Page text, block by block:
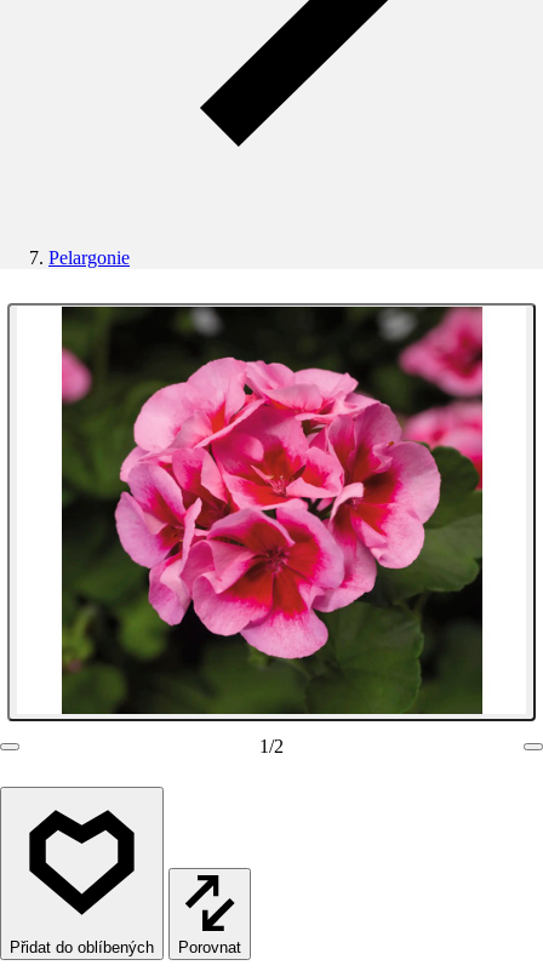
Pelargonie
1/2
Porovnat